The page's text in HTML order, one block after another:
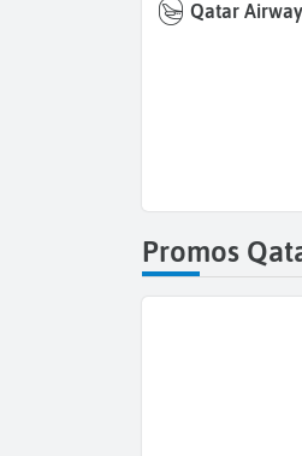
Qatar
Promos